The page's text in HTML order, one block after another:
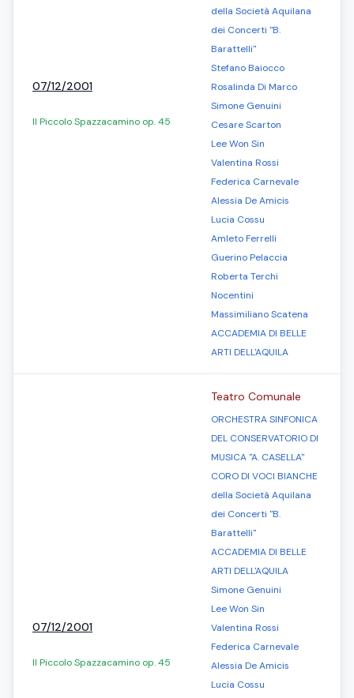
07/12/2001
Il Piccolo Spazzacamino op. 45
della Società Aquilana
dei Concerti "B.
Barattelli"
Stefano Baiocco
Rosalinda Di Marco
Simone Genuini
Cesare Scarton
Lee Won Sin
Valentina Rossi
Federica Carnevale
Alessia De Amicis
Lucia Cossu
Amleto Ferrelli
Guerino Pelaccia
Roberta Terchi
Nocentini
Massimiliano Scatena
ACCADEMIA DI BELLE
ARTI DELL'AQUILA
07/12/2001
Il Piccolo Spazzacamino op. 45
Teatro Comunale
ORCHESTRA SINFONICA
DEL CONSERVATORIO DI
MUSICA "A. CASELLA"
CORO DI VOCI BIANCHE
della Società Aquilana
dei Concerti "B.
Barattelli"
ACCADEMIA DI BELLE
ARTI DELL'AQUILA
Simone Genuini
Lee Won Sin
Valentina Rossi
Federica Carnevale
Alessia De Amicis
Lucia Cossu